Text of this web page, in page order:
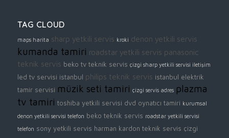
TAG CLOUD
maps harita sharp yetkili servis kroki denon yetkili servis
kumanda tamiri roadstar yetkili servis panasonic
teknik servis beko tv teknik servis çizgi sharp yetkili servisi iletişim
led tv servisi istanbul philips teknik servis istanbul elektrik
tamir servisi müzik seti tamiri çizgi servis adres plazma
tv tamiri toshiba yetkili servisi dvd oynatıcı tamiri kurumsal
denon yetkili servisi telefon beko teknik servis roadstar yetkili servisi
telefon sony yetkili servis harman kardon teknik servis çizgi